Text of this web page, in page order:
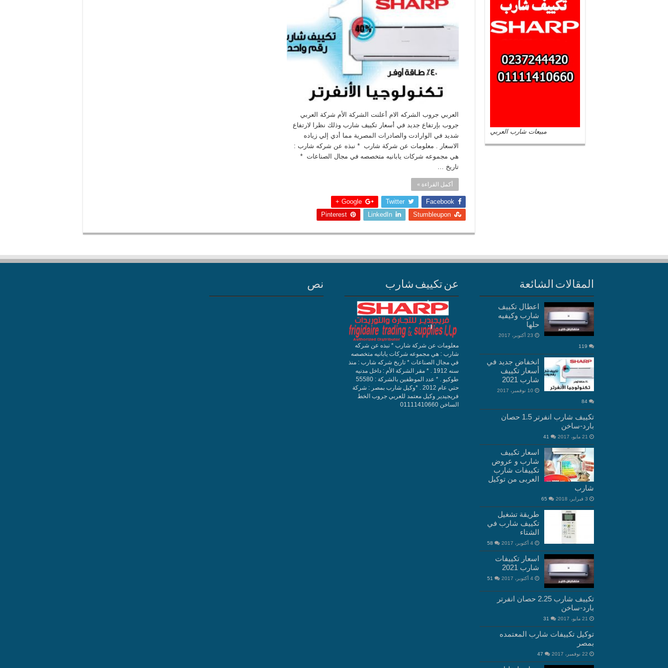
العربي جروب الشركه الام أعلنت الشركة الأم شركة العربي
جروب بإرتفاع جديد في أسعار تكييف شارب وذلك نظرا لارتفاع
شديد في الوارادت والصادرات المصرية مما أدي إلي زياده
الاسعار . معلومات عن شركة شارب * نبذه عن شركه شارب :
هي مجموعه شركات يابانيه متخصصه في مجال الصناعات *
تاريخ …
أكمل القراءة »
Facebook
Twitter
Google +
Stumbleupon
LinkedIn
Pinterest
مبيعات شارب العربي
المقالات الشائعة
اعطال تكييف
شارب وكيفيه
حلها
23 أكتوبر، 2017
119
انخفاض جديد في
أسعار تكييف
شارب 2021
10 نوفمبر، 2017
84
تكييف شارب انفرتر 1.5 حصان
بارد-ساخن
21 مايو، 2017 41
اسعار تكييف
شارب و عروض
تكييفات شارب
العربى من توكيل
شارب
3 فبراير، 2018 65
طريقة تشغيل
تكييف شارب في
الشتاء
4 أكتوبر، 2017 58
اسعار تكييفات
شارب 2021
4 أكتوبر، 2017 51
تكييف شارب 2.25 حصان انفرتر
بارد-ساخن
21 مايو، 2017 31
توكيل تكييفات شارب المعتمده
بمصر
22 نوفمبر، 2017 47
عن تكييف شارب
معلومات عن شركة شارب * نبذه عن شركه
شارب : هي مجموعه شركات يابانيه متخصصه
في مجال الصناعات * تاريخ شركه شارب : منذ
سنه 1912 . * مقر الشركة الأم : داخل مدنيه
طوكيو . * عدد الموظفين بالشركة : 55580
حتي عام 2012 . *وكيل شارب بمصر : شركة
فريجيدير وكيل معتمد للعربي جروب الخط
الساخن 01111410660
نص